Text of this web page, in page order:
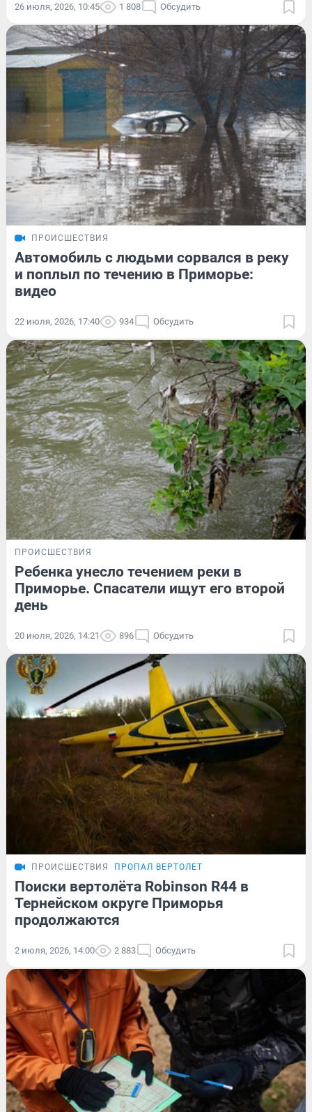
26 июля, 2026, 10:45 1 808 Обсудить
ПРОИСШЕСТВИЯ
Автомобиль с людьми сорвался в реку
и поплыл по течению в Приморье:
видео
22 июля, 2026, 17:40 934 Обсудить
ПРОИСШЕСТВИЯ
Ребенка унесло течением реки в
Приморье. Спасатели ищут его второй
день
20 июля, 2026, 14:21 896 Обсудить
ПРОИСШЕСТВИЯ ПРОПАЛ ВЕРТОЛЕТ
Поиски вертолёта Robinson R44 в
Тернейском округе Приморья
продолжаются
2 июля, 2026, 14:00 2 883 Обсудить